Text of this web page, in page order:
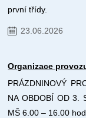
první třídy.
23.06.2026
Organizace
PRÁZDNINOVÝ
NA OBDOBÍ OD 3.
MŠ 6.00 – 16.00 hod.